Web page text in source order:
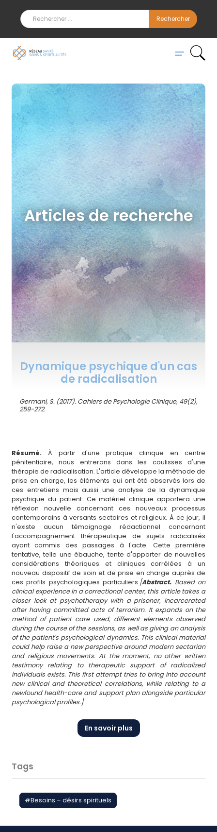
Articles de recherche
Dynamique psychique d'un cas
de radicalisation
Germani, S. (2017). Cahiers de Psychologie Clinique, 49(2),
259-272.
Résumé. À partir d'une pratique clinique en centre
pénitentiaire, nous entrerons dans les coulisses d'une
thérapie de radicalisation. L'article développe la méthode de
prise en charge, les éléments qui ont été observés lors de
ces entretiens mais aussi une analyse de la dynamique
psychique du patient. Ce matériel clinique apportera une
réflexion nouvelle concernant ces nouveaux processus
contemporains à versants sectaires et religieux. À ce jour, il
n'existe aucun témoignage rédactionnel concernant
l'accompagnement thérapeutique de sujets radicalisés
ayant commis des passages à l'acte. Cette première
tentative, telle une ébauche, tente d'apporter de nouvelles
considérations théoriques et cliniques corrélées à un
nouveau dispositif de soin et de prise en charge auprès de
ces profils psychologiques particuliers.[Abstract. Based on
clinical experience in a correctional center, this article takes a
closer look at psychotherapy with a prisoner, incarcerated
after having committed acts of terrorism. It expands on the
method of patient care used, different elements observed
during the course of the sessions, as well as giving an analysis
of the patient's psychological dynamics. This clinical material
could help raise a new perspective around modern sectarian
and religious movements. At the moment, no other written
testimony relating to therapeutic support of radicalized
individuals exists. This first attempt tries to bring into account
new clinical and theoretical correlations, while relating to a
newfound health-care and support plan alongside particular
psychological profiles.]
En savoir plus
Tags
#Besoins – désirs spirituels